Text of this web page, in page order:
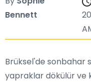
Bennett
Brüksel'de sonbahar
yapraklar dökülür ve